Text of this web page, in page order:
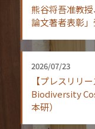
熊谷将吾准教
論文著者表彰」
2026/07/23
【プレスリリ
Biodiversity
本研）